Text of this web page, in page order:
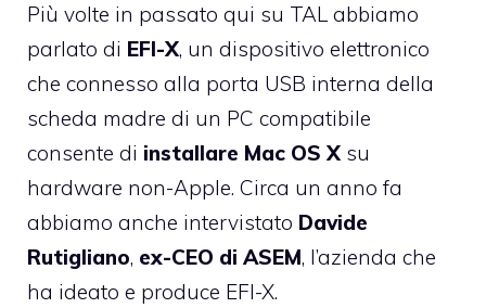
Più volte in passato qui su TAL abbiamo
parlato di EFI-X, un dispositivo elettronico
che connesso alla porta USB interna della
scheda madre di un PC compatibile
consente di installare Mac OS X su
hardware non-Apple. Circa un anno fa
abbiamo anche intervistato Davide
Rutigliano, ex-CEO di ASEM, l’azienda che
ha ideato e produce EFI-X.